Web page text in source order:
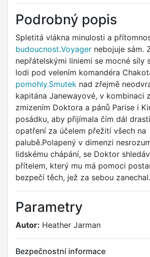
Podrobný popis
Spletitá vlákna minulosti a
budoucnost.Voyager nebojuje sám.
nepřátelskými liniemi se mocné síly
lodi pod velením komandéra
pomohly.Smutek nad zřejmě
kapitána Janewayové, v kombinaci
zmizením Doktora a pánů Parise i
posádku, aby přijímala čím dál
opatření za účelem přežití všech na
palubě.Polapený v dimenzi
lidskému chápání, se Doktor
přítelem, který mu má pomoci
bezpečí těch, jež za sebou zanechal.
Parametry
Autor: Heather Jarman
Bezpečnostní informace